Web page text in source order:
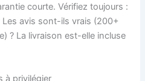
courte. Vérifiez toujours :
avis sont-ils vrais (200+
? La livraison est-elle incluse
à privilégier